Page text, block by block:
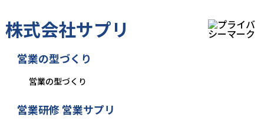
株式会社サプリ
営業の型づくり
営業の型づくり
営業研修 営業サプリ